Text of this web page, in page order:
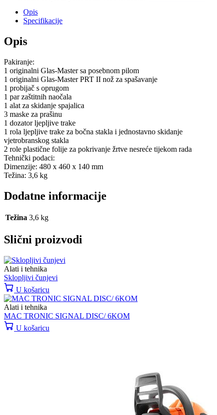
Opis
Specifikacije
Opis
Pakiranje:
1 originalni Glas-Master sa posebnom pilom
1 originalni Glas-Master PRT II nož za spašavanje
1 probijač s oprugom
1 par zaštitnih naočala
1 alat za skidanje spajalica
3 maske za prašinu
1 dozator ljepljive trake
1 rola ljepljive trake za bočna stakla i jednostavno skidanje
vjetrobranskog stakla
2 role plastične folije za pokrivanje žrtve nesreće tijekom rada
Tehnički podaci:
Dimenzije: 480 x 460 x 140 mm
Težina: 3,6 kg
Dodatne informacije
Težina 3,6 kg
Slični proizvodi
Alati i tehnika
Sklopljivi čunjevi
U košaricu
Alati i tehnika
MAC TRONIC SIGNAL DISC/ 6KOM
U košaricu